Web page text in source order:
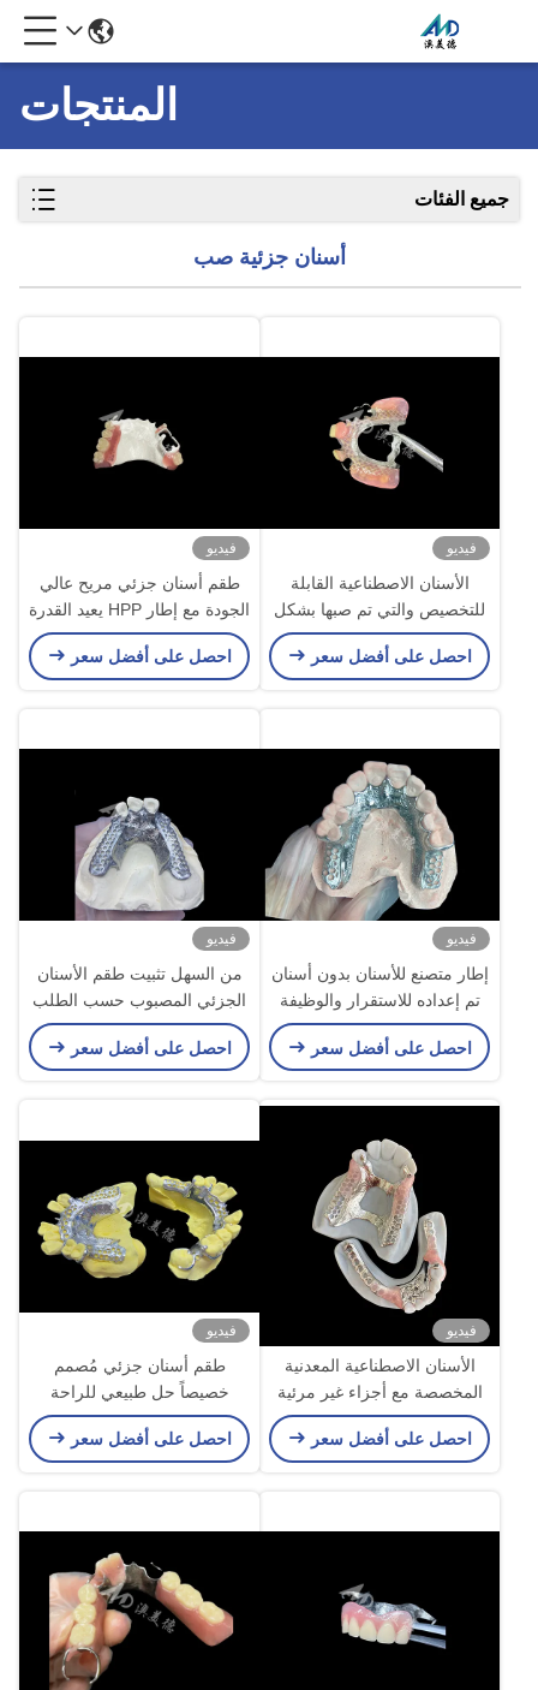
المنتجات
جميع الفئات
أسنان جزئية صب
فيديو
الأسنان الاصطناعية القابلة
للتخصيص والتي تم صبها بشكل
جزئي للحصول على دقة متينة
وراحة في استبدال الأسنان
احصل على أفضل سعر
فيديو
طقم أسنان جزئي مريح عالي
الجودة مع إطار HPP يعيد القدرة
على المضغ والكلام
احصل على أفضل سعر
فيديو
إطار متصنع للأسنان بدون أسنان
تم إعداده للاستقرار والوظيفة
احصل على أفضل سعر
فيديو
من السهل تثبيت طقم الأسنان
الجزئي المصبوب حسب الطلب
إطار ثابت وطبيعي للنتائج
السريعة
احصل على أفضل سعر
فيديو
الأسنان الاصطناعية المعدنية
المخصصة مع أجزاء غير مرئية
للحصول على تناسب دقيق
وجمالية متفوقة
احصل على أفضل سعر
فيديو
طقم أسنان جزئي مُصمم
خصيصاً حل طبيعي للراحة
والكلام
احصل على أفضل سعر